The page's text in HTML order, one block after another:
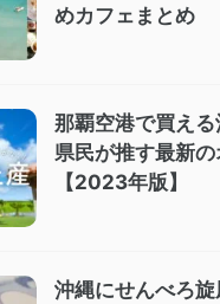
めカフェまとめ
那覇空港で買え
県民が推す最新
【2023年版】
沖縄にせんべろ